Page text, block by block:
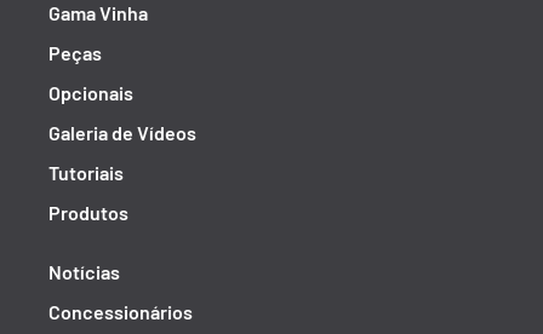
Gama Vinha
Peças
Opcionais
Galeria de Vídeos
Tutoriais
Produtos
Notícias
Concessionários